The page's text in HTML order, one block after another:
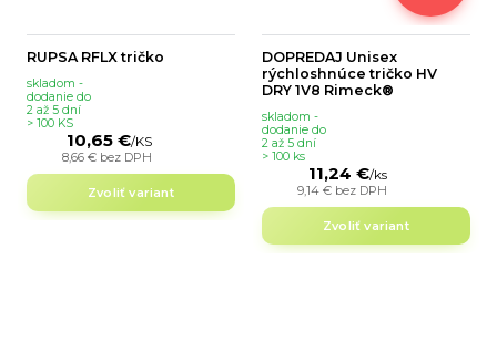
RUPSA RFLX tričko
10,65 €/KS
8,66 € bez DPH
skladom -
dodanie do
2 až 5 dní
> 100 KS
Zvoliť variant
DOPREDAJ Unisex
rýchloshnúce tričko HV
DRY 1V8 Rimeck®
11,24 €/ks
9,14 € bez DPH
skladom -
dodanie do
2 až 5 dní
> 100 ks
Zvoliť variant